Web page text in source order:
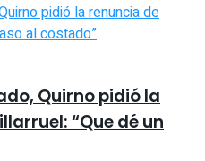
Quirno pidió la
“Que dé un